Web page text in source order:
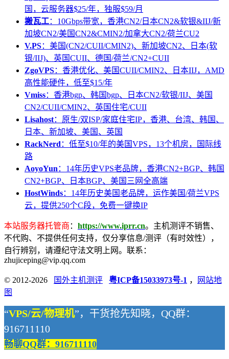
国，云服务器$25/年，独服$59/月
搬瓦工：10Gbps带宽，香港CN2/日本CN2&软银&IIJ/新
加坡CN2/美国CN2&CMIN2/加拿大CN2/荷兰CU2
V.PS：美国(CN2/CUII/CMIN2)、新加坡CN2、日本(软
银/IIJ)、英国CUII、德国/荷兰/CN2+CUII
ZgoVPS：香港优化、美国CUII/CMIN2、日本IIJ，AMD
高性能硬件，低至$15/年
Vmiss：香港bgp、韩国bgp、日本CN2/软银/IIJ、美国
CN2/CUII/CMIN2、英国住宅/CUII
Lisahost：原生/双ISP/家庭住宅IP，香港、台湾、韩国、
日本、新加坡、美国、英国
RackNerd ：低至$10/年的美国VPS，13个机房，国际线
路
AoyoYun ：14年历史VPS老品牌，香港CN2+BGP、韩国
CN2+BGP、日本BGP、美国三网全高端
HostWinds：14年历史美国老品牌，运作美国/荷兰VPS
云，提供250个C段，免费一键换IP
本站服务器托管商 ： https://www.iprr.cn。主机测评不销售、
不代购、不提供任何支持，仅分享信息/测评（有时效性），
自行辨别，请遵纪守法文明上网。联系：
zhujiceping@vip.qq.com
© 2012-2026 国外主机测评 粤ICP备15033973号-1 ，
网站地
图
“VPS/云/物理机”，干货抢先知晓，QQ群：
916711110
畅聊QQ群：916711110